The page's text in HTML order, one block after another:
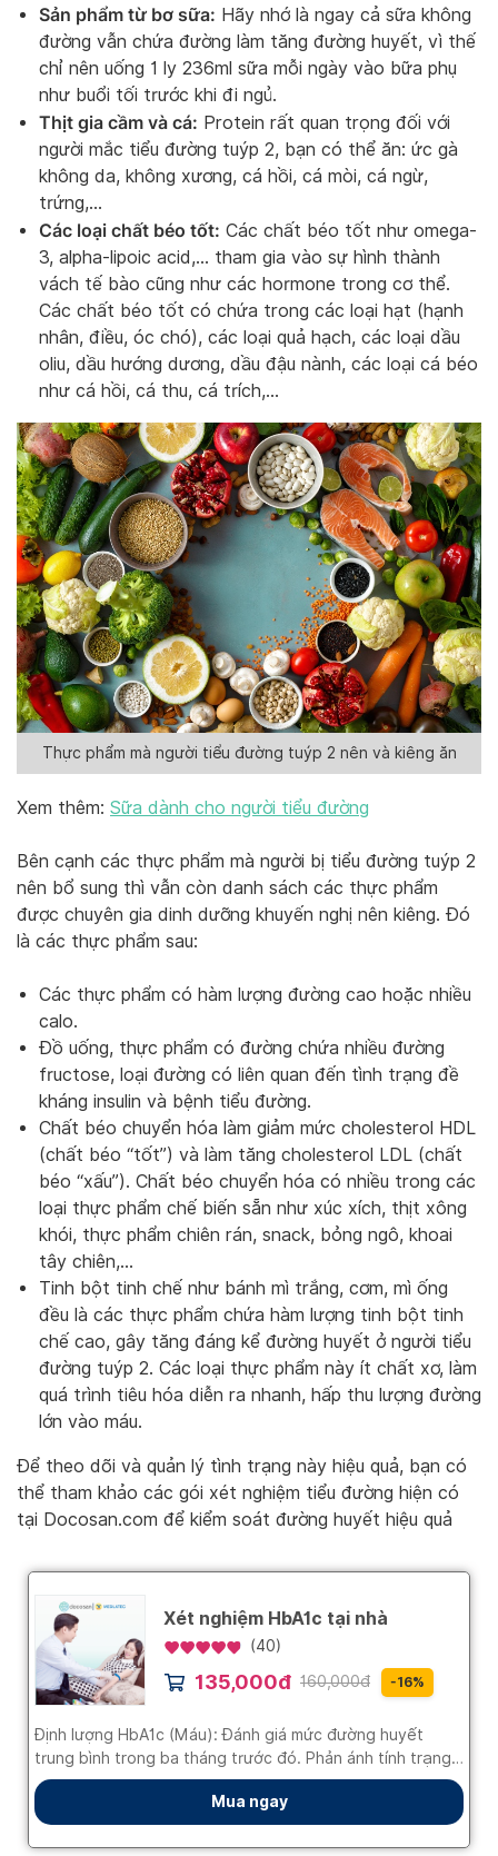
Sản phẩm từ bơ sữa: Hãy nhớ là ngay cả sữa không
đường vẫn chứa đường làm tăng đường huyết, vì thế
chỉ nên uống 1 ly 236ml sữa mỗi ngày vào bữa phụ
như buổi tối trước khi đi ngủ.
Thịt gia cầm và cá: Protein rất quan trọng đối với
người mắc tiểu đường tuýp 2, bạn có thể ăn: ức gà
không da, không xương, cá hồi, cá mòi, cá ngừ,
trứng,…
Các loại chất béo tốt: Các chất béo tốt như omega-
3, alpha-lipoic acid,… tham gia vào sự hình thành
vách tế bào cũng như các hormone trong cơ thể.
Các chất béo tốt có chứa trong các loại hạt (hạnh
nhân, điều, óc chó), các loại quả hạch, các loại dầu
oliu, dầu hướng dương, dầu đậu nành, các loại cá béo
như cá hồi, cá thu, cá trích,…
Thực phẩm mà người tiểu đường tuýp 2 nên và kiêng ăn
Xem thêm: Sữa dành cho người tiểu đường
Bên cạnh các thực phẩm mà người bị tiểu đường tuýp 2
nên bổ sung thì vẫn còn danh sách các thực phẩm
được chuyên gia dinh dưỡng khuyến nghị nên kiêng. Đó
là các thực phẩm sau:
Các thực phẩm có hàm lượng đường cao hoặc nhiều
calo.
Đồ uống, thực phẩm có đường chứa nhiều đường
fructose, loại đường có liên quan đến tình trạng đề
kháng insulin và bệnh tiểu đường.
Chất béo chuyển hóa làm giảm mức cholesterol HDL
(chất béo “tốt”) và làm tăng cholesterol LDL (chất
béo “xấu”). Chất béo chuyển hóa có nhiều trong các
loại thực phẩm chế biến sẵn như xúc xích, thịt xông
khói, thực phẩm chiên rán, snack, bỏng ngô, khoai
tây chiên,…
Tinh bột tinh chế như bánh mì trắng, cơm, mì ống
đều là các thực phẩm chứa hàm lượng tinh bột tinh
chế cao, gây tăng đáng kể đường huyết ở người tiểu
đường tuýp 2. Các loại thực phẩm này ít chất xơ, làm
quá trình tiêu hóa diễn ra nhanh, hấp thu lượng đường
lớn vào máu.
Để theo dõi và quản lý tình trạng này hiệu quả, bạn có
thể tham khảo các gói xét nghiệm tiểu đường hiện có
tại Docosan.com để kiểm soát đường huyết hiệu quả